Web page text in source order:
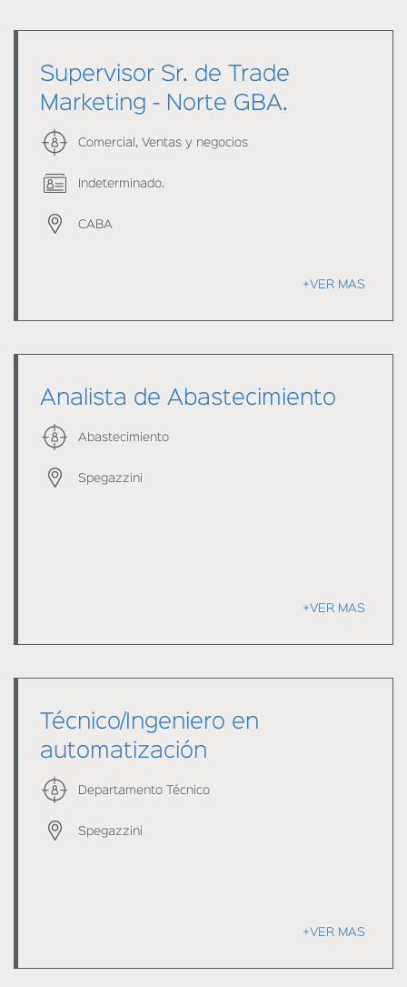
Supervisor Sr. de Trade
Marketing - Norte GBA.
Comercial, Ventas y negocios
Indeterminado.
CABA
+VER MAS
Analista de Abastecimiento
Abastecimiento
Spegazzini
+VER MAS
Técnico/Ingeniero en
automatización
Departamento Técnico
Spegazzini
+VER MAS